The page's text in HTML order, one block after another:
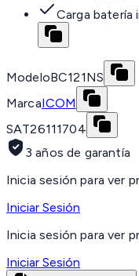
Carga batería
ModeloBC121NS
MarcaICOM
SAT26111704
3 años de garantía
Inicia sesión para ver
Iniciar Sesión
Inicia sesión para ver
Iniciar Sesión